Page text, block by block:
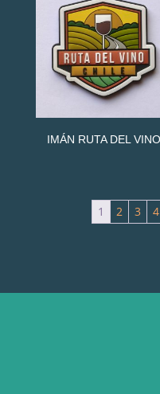
IMÁN RUTA DEL VINO
1 2 3 4